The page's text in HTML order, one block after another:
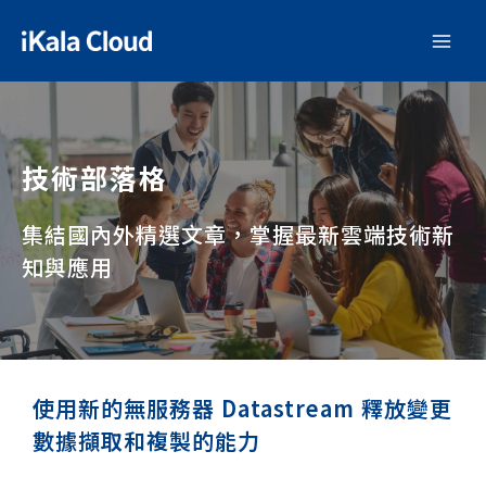
技術部落格
集結國內外精選文章，掌握最新雲端技術新
知與應用
使用新的無服務器 Datastream 釋放變更
數據擷取和複製的能力